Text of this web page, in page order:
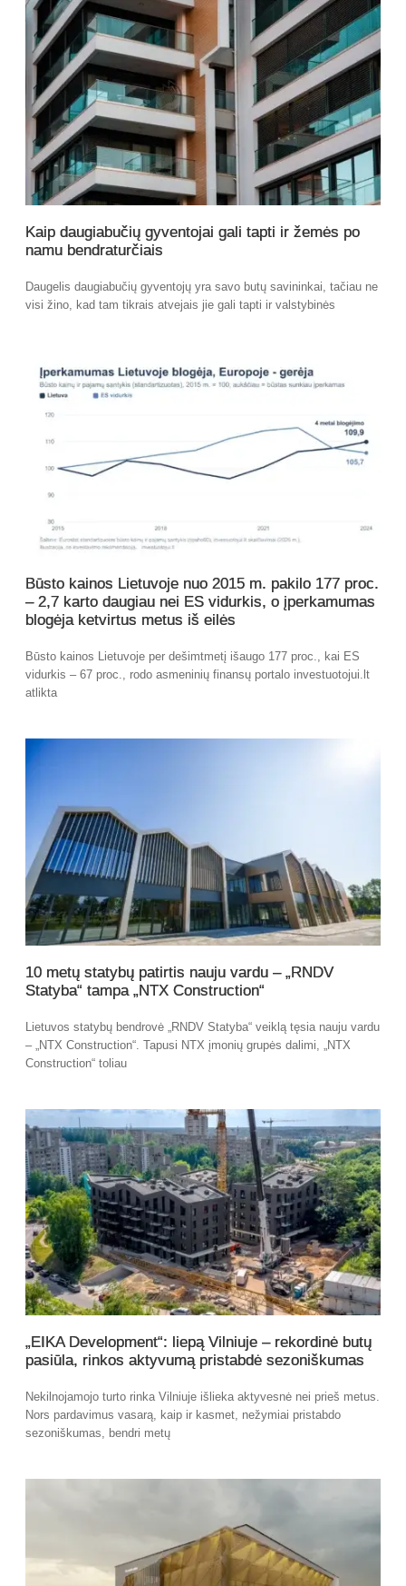
Kaip daugiabučių gyventojai gali tapti ir žemės po
namu bendraturčiais
Daugelis daugiabučių gyventojų yra savo butų savininkai, tačiau ne
visi žino, kad tam tikrais atvejais jie gali tapti ir valstybinės
Būsto kainos Lietuvoje nuo 2015 m. pakilo 177 proc.
– 2,7 karto daugiau nei ES vidurkis, o įperkamumas
blogėja ketvirtus metus iš eilės
Būsto kainos Lietuvoje per dešimtmetį išaugo 177 proc., kai ES
vidurkis – 67 proc., rodo asmeninių finansų portalo investuotojui.lt
atlikta
10 metų statybų patirtis nauju vardu – „RNDV
Statyba“ tampa „NTX Construction“
Lietuvos statybų bendrovė „RNDV Statyba“ veiklą tęsia nauju vardu
– „NTX Construction“. Tapusi NTX įmonių grupės dalimi, „NTX
Construction“ toliau
„EIKA Development“: liepą Vilniuje – rekordinė butų
pasiūla, rinkos aktyvumą pristabdė sezoniškumas
Nekilnojamojo turto rinka Vilniuje išlieka aktyvesnė nei prieš metus.
Nors pardavimus vasarą, kaip ir kasmet, nežymiai pristabdo
sezoniškumas, bendri metų